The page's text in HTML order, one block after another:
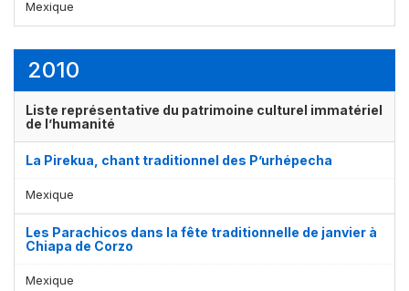
Mexique
2010
Liste représentative du patrimoine culturel immatériel
de l’humanité
La Pirekua, chant traditionnel des P’urhépecha
Mexique
Les Parachicos dans la fête traditionnelle de janvier à
Chiapa de Corzo
Mexique